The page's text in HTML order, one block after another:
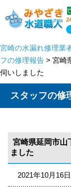
宮崎の水漏れ修理業
フの修理報告 > 宮崎
伺いしました
スタッフの修
宮崎県延岡市山
ました
2021年10月16日